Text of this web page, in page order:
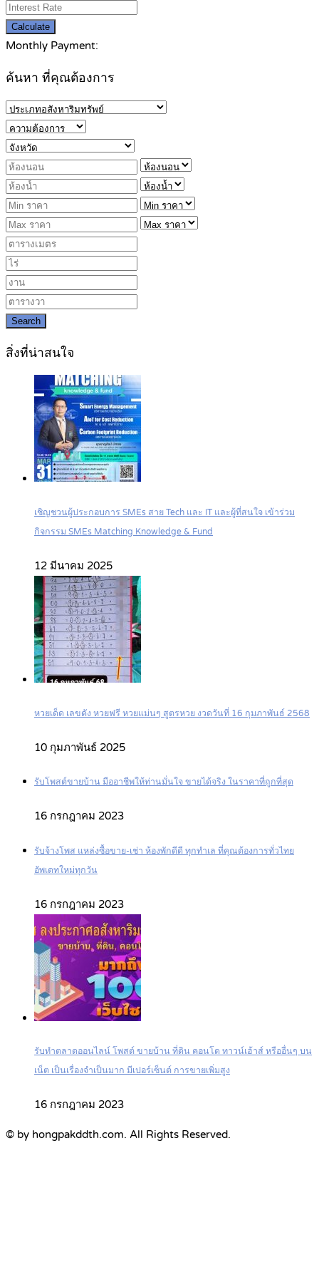
Calculate
Monthly Payment:
ค้นหา ที่คุณต้องการ
Search
สิ่งที่น่าสนใจ
เชิญชวนผู้ประกอบการ SMEs สาย Tech และ IT และผู้ที่สนใจ เข้าร่วม
กิจกรรม SMEs Matching Knowledge & Fund
12 มีนาคม 2025
หวยเด็ด เลขดัง หวยฟรี หวยแม่นๆ สูตรหวย งวดวันที่ 16 กุมภาพันธ์ 2568
10 กุมภาพันธ์ 2025
รับโพสต์ขายบ้าน มืออาชีพให้ท่านมั่นใจ ขายได้จริง ในราคาที่ถูกที่สุด
16 กรกฎาคม 2023
รับจ้างโพส แหล่งซื้อขาย-เช่า ห้องพักดีดี ทุกทำเล ที่คุณต้องการทั่วไทย
อัพเดทใหม่ทุกวัน
16 กรกฎาคม 2023
รับทำตลาดออนไลน์ โพสต์ ขายบ้าน ที่ดิน คอนโด ทาวน์เฮ้าส์ หรืออื่นๆ บน
เน็ต เป็นเรื่องจำเป็นมาก มีเปอร์เซ็นต์ การขายเพิ่มสูง
16 กรกฎาคม 2023
© by hongpakddth.com. All Rights Reserved.